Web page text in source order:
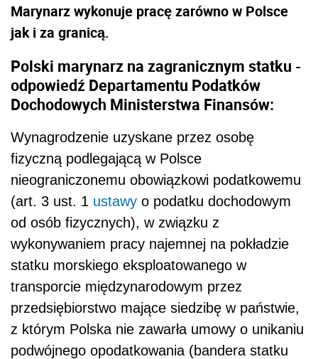
Marynarz wykonuje pracę zarówno w Polsce
jak i za granicą.
Polski marynarz na zagranicznym statku -
odpowiedź Departamentu Podatków
Dochodowych Ministerstwa Finansów:
Wynagrodzenie uzyskane przez osobę
fizyczną podlegającą w Polsce
nieograniczonemu obowiązkowi podatkowemu
(art. 3 ust. 1 ustawy o podatku dochodowym
od osób fizycznych), w związku z
wykonywaniem pracy najemnej na pokładzie
statku morskiego eksploatowanego w
transporcie międzynarodowym przez
przedsiębiorstwo mające siedzibę w państwie,
z którym Polska nie zawarła umowy o unikaniu
podwójnego opodatkowania (bandera statku